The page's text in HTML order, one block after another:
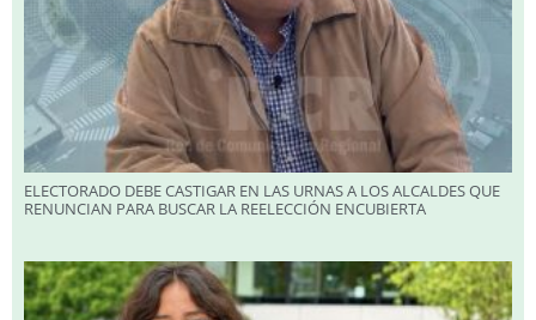
ELECTORADO DEBE CASTIGAR EN LAS URNAS A LOS ALCALDES QUE
RENUNCIAN PARA BUSCAR LA REELECCIÓN ENCUBIERTA